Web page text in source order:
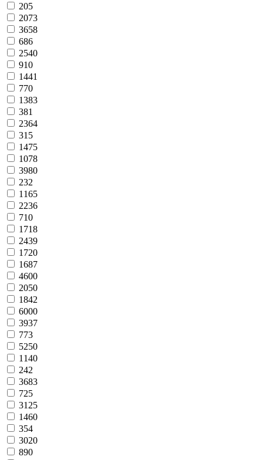
205
2073
3658
686
2540
910
1441
770
1383
381
2364
315
1475
1078
3980
232
1165
2236
710
1718
2439
1720
1687
4600
2050
1842
6000
3937
773
5250
1140
242
3683
725
3125
1460
354
3020
890